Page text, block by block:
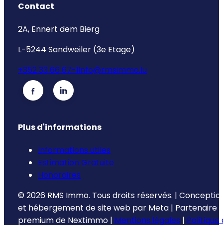
Contact
2A, Ennert dem Bierg
L-5244 Sandweiler (3e Etage)
+352 33 66 67-1info@rmsimmo.lu
Plus d'informations
Informations utiles
Estimation Gratuite
Honoraires
© 2026 RMS Immo. Tous droits réservés. |
et hébergement de site web par Meta | Partenaire
premium de Nextimmo | Mentions légales | Politique